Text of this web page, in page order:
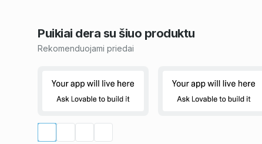
Puikiai dera su šiuo produktu
Rekomenduojami priedai